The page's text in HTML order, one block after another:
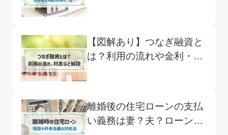
負担を減らすポイントを解
【図解あり】つなぎ融資と
は？利用の流れや金利・利
息の支払い方法などをわか
りやすく解説
離婚後の住宅ローンの支払
い義務は妻？夫？ローン残